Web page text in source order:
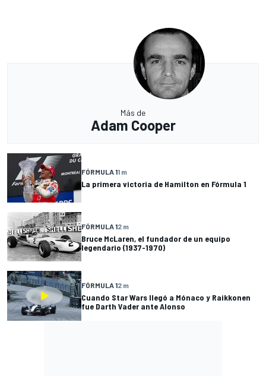
Más de
Adam Cooper
FÓRMULA 11 m
La primera victoria de Hamilton en Fórmula 1
FÓRMULA 12 m
Bruce McLaren, el fundador de un equipo
legendario (1937-1970)
FÓRMULA 12 m
Cuando Star Wars llegó a Mónaco y Raikkonen
fue Darth Vader ante Alonso